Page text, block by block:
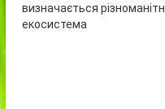
визначається
екосистема